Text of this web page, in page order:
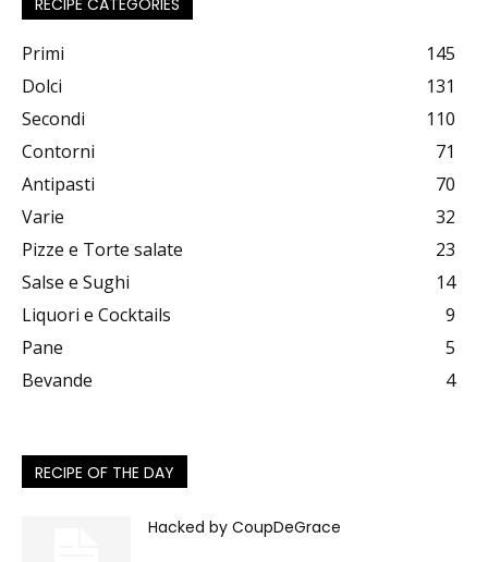
Primi
145
Dolci
131
Secondi
110
Contorni
71
Antipasti
70
Varie
32
Pizze e Torte salate
23
Salse e Sughi
14
Liquori e Cocktails
9
Pane
5
Bevande
4
RECIPE OF THE DAY
Hacked by CoupDeGrace